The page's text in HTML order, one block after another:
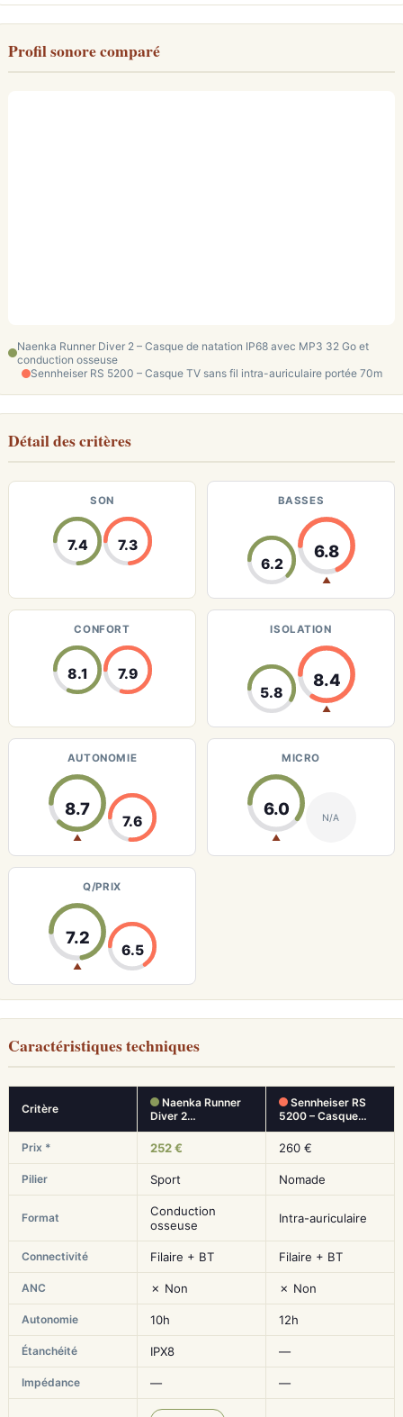
Profil sonore comparé
Naenka Runner Diver 2 – Casque de natation IP68 avec MP3 32 Go et
conduction osseuse
Sennheiser RS 5200 – Casque TV sans fil intra-auriculaire portée 70m
Détail des critères
SON
7.4 7.3
BASSES
6.2
6.8
▲
CONFORT
8.1 7.9
ISOLATION
5.8
8.4
▲
AUTONOMIE
8.7
▲
7.6
MICRO
6.0
▲
N/A
Q/PRIX
7.2
▲
6.5
Caractéristiques techniques
Critère
Naenka Runner
Diver 2…
Sennheiser RS
5200 – Casque…
Prix * 252 € 260 €
Pilier Sport Nomade
Format
Conduction
osseuse
Intra-auriculaire
Connectivité Filaire + BT Filaire + BT
ANC ✗ Non ✗ Non
Autonomie 10h 12h
Étanchéité IPX8 —
Impédance — —